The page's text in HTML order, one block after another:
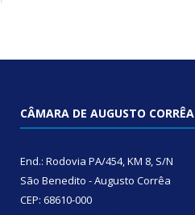
CÂMARA DE AUGUSTO CORRÊA
End.: Rodovia PA/454, KM 8, S/N
São Benedito - Augusto Corrêa
CEP: 68610-000